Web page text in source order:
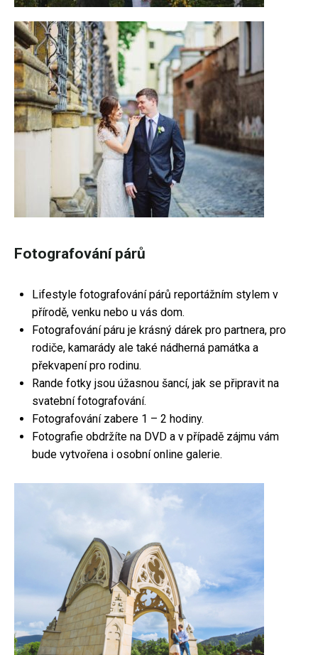
Fotografování párů
Lifestyle fotografování párů reportážním stylem v
přírodě, venku nebo u vás dom.
Fotografování páru je krásný dárek pro partnera, pro
rodiče, kamarády ale také nádherná památka a
překvapení pro rodinu.
Rande fotky jsou úžasnou šancí, jak se připravit na
svatební fotografování.
Fotografování zabere 1 – 2 hodiny.
Fotografie obdržíte na DVD a v případě zájmu vám
bude vytvořena i osobní online galerie.